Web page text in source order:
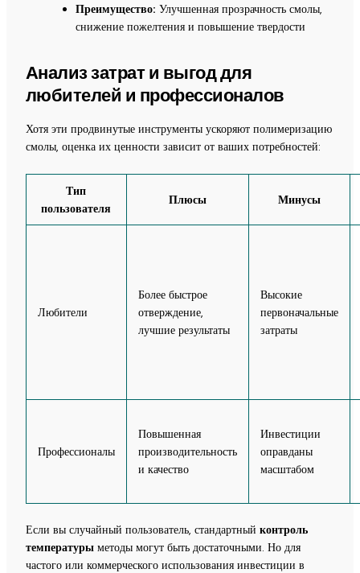
Преимущество: Улучшенная прозрачность смолы,
снижение пожелтения и повышение твердости
Анализ затрат и выгод для
любителей и профессионалов
Хотя эти продвинутые инструменты ускоряют полимеризацию
смолы, оценка их ценности зависит от ваших потребностей:
Тип
пользователя
Плюсы Минусы
Любители
Более быстрое
отверждение,
лучшие результаты
Высокие
первоначальные
затраты
Профессионалы
Повышенная
производительность
и качество
Инвестиции
оправданы
масштабом
Если вы случайный пользователь, стандартный контроль
температурыметоды могут быть достаточными. Но для
частого или коммерческого использования инвестиции в